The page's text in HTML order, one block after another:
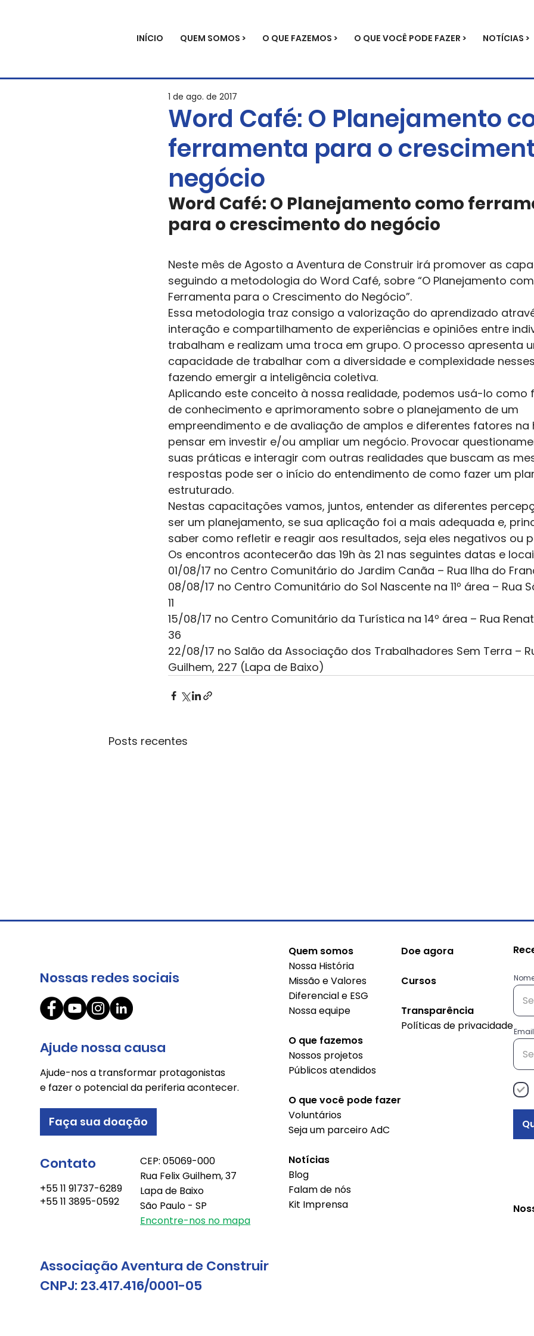
INÍCIO QUEM SOMOS > O QUE FAZEMOS > O QUE VOCÊ PODE FAZER > NOTÍCIAS >
Word Café: O Planejamento
ferramenta para o
negócio
1 de ago. de 2017
Word Café: O Planejamento como
para o crescimento do negócio
Neste mês de Agosto a Aventura de Construir irá promover as
seguindo a metodologia do Word Café, sobre “O Planejamento
Ferramenta para o Crescimento do Negócio”.
Essa metodologia traz consigo a valorização do aprendizado
interação e compartilhamento de experiências e opiniões entre
trabalham e realizam uma troca em grupo. O processo apresenta
capacidade de trabalhar com a diversidade e complexidade
fazendo emergir a inteligência coletiva.
Aplicando este conceito à nossa realidade, podemos usá-lo como
de conhecimento e aprimoramento sobre o planejamento de um
empreendimento e de avaliação de amplos e diferentes fatores na
pensar em investir e/ou ampliar um negócio. Provocar
suas práticas e interagir com outras realidades que buscam as
respostas pode ser o início do entendimento de como fazer um
estruturado.
Nestas capacitações vamos, juntos, entender as diferentes
ser um planejamento, se sua aplicação foi a mais adequada e,
saber como refletir e reagir aos resultados, seja eles negativos ou
Os encontros acontecerão das 19h às 21 nas seguintes datas e
01/08/17 no Centro Comunitário do Jardim Canãa – Rua Ilha do
08/08/17 no Centro Comunitário do Sol Nascente na 11º área – Rua
11
15/08/17 no Centro Comunitário da Turística na 14º área – Rua
36
22/08/17 no Salão da Associação dos Trabalhadores Sem Terra –
Guilhem, 227 (Lapa de Baixo)
Posts recentes
Conheça as histórias das
empreendedoras do
projeto Decisão
Empreendedora
do
Nossas redes sociais
Ajude nossa causa
Ajude-nos a transformar protagonistas
e fazer o potencial da periferia acontecer.
Faça sua doação
Contato
+55 11 91737-6289
+55 11 3895-0592
CEP: 05069-000
Rua Felix Guilhem, 37
Lapa de Baixo
São Paulo - SP
Encontre-nos no mapa
Associação Aventura de Construir
CNPJ: 23.417.416/0001-05
Quem somos
Nossa História
Missão e Valores
Diferencial e ESG
Nossa equipe
O que fazemos
Nossos projetos
Públicos atendidos
O que você pode fazer
Voluntários
Seja um parceiro AdC
Notícias
Blog
Falam de nós
Kit Imprensa
Doe agora
Cursos
Transparência
Políticas de privacidadeEmail